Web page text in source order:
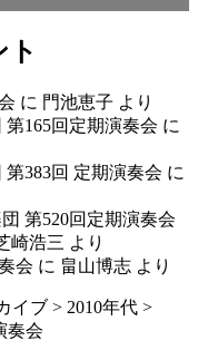
に 門池恵子 より
165回定期演奏会 に
383回 定期演奏会 に
第520回定期演奏会
崎浩三 より
会 に 畠山博志 より
イブ > 2010年代 >
奏会